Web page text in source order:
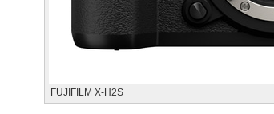
FUJIFILM X-H2S